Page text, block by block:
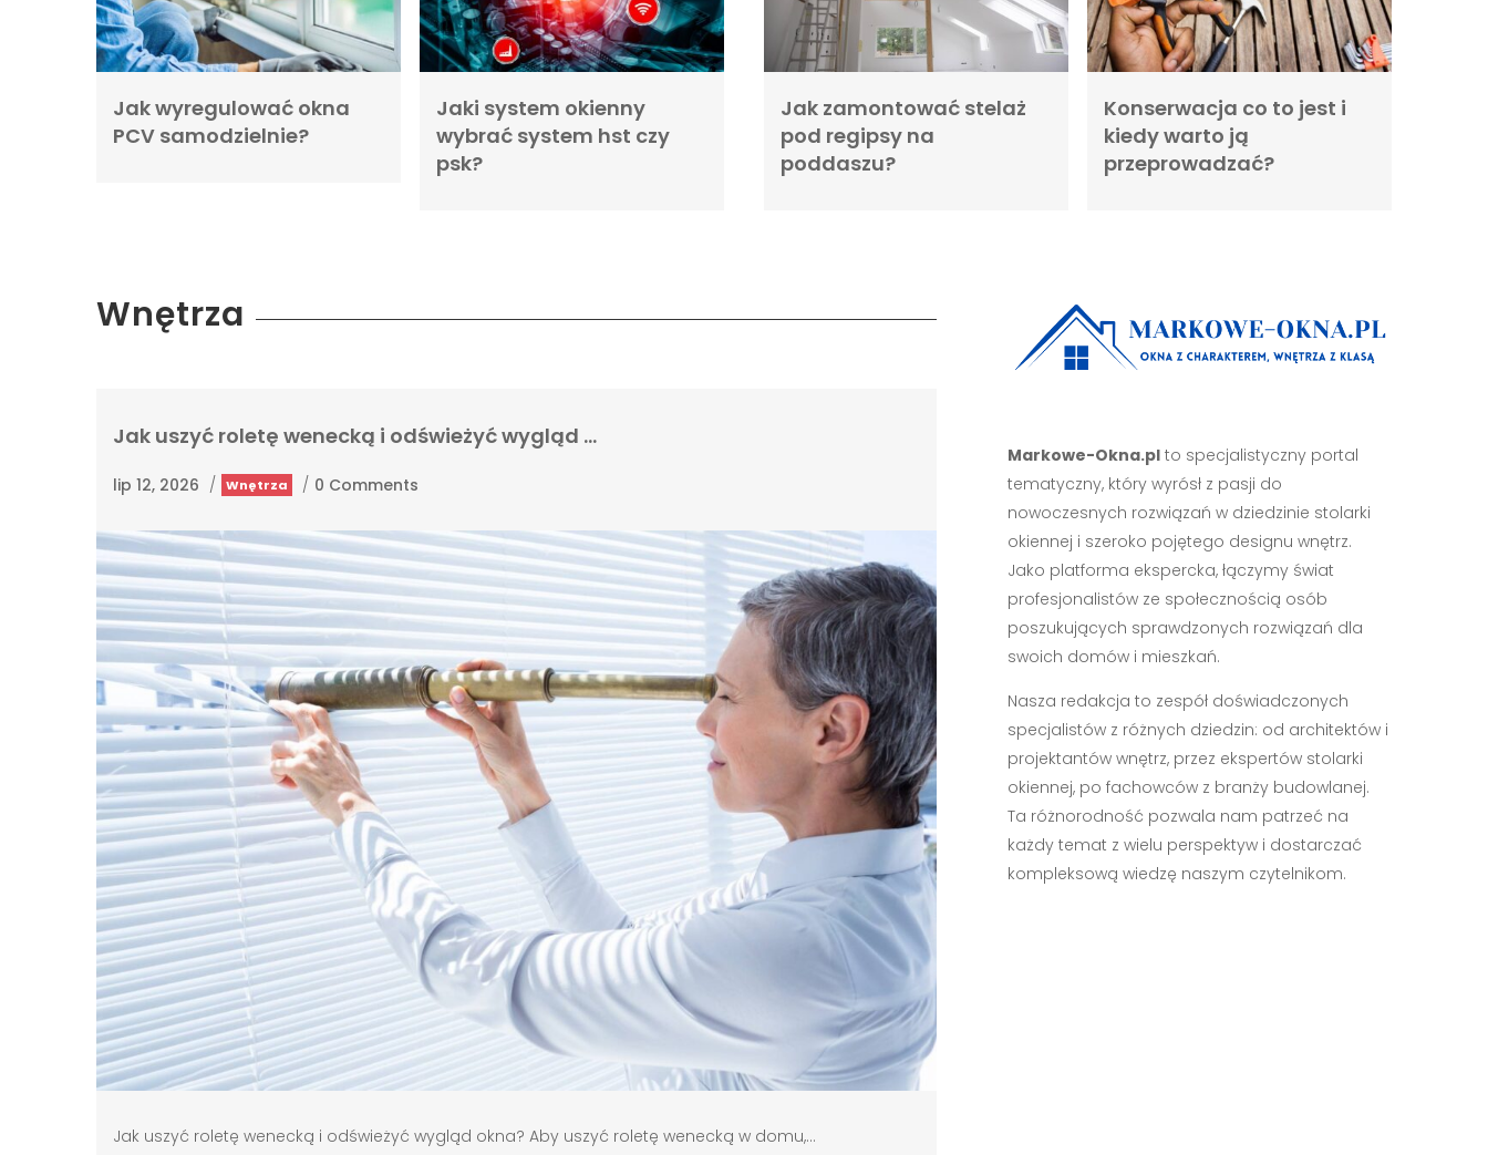
Jak wyregulować okna
PCV samodzielnie?
Jaki system okienny
wybrać system hst czy
psk?
Jak zamontować stelaż
pod regipsy na
poddaszu?
Konserwacja co to jest i
kiedy warto ją
przeprowadzać?
Wnętrza
Jak uszyć roletę wenecką i odświeżyć wygląd …
lip 12, 2026 / Wnętrza / 0 Comments
Jak uszyć roletę wenecką i odświeżyć wygląd okna? Aby uszyć roletę wenecką w domu,...
Markowe-Okna.plto specjalistyczny portal
tematyczny, który wyrósł z pasji do
nowoczesnych rozwiązań w dziedzinie stolarki
okiennej i szeroko pojętego designu wnętrz.
Jako platforma ekspercka, łączymy świat
profesjonalistów ze społecznością osób
poszukujących sprawdzonych rozwiązań dla
swoich domów i mieszkań.
Nasza redakcja to zespół doświadczonych
specjalistów z różnych dziedzin: od architektów i
projektantów wnętrz, przez ekspertów stolarki
okiennej, po fachowców z branży budowlanej.
Ta różnorodność pozwala nam patrzeć na
każdy temat z wielu perspektyw i dostarczać
kompleksową wiedzę naszym czytelnikom.